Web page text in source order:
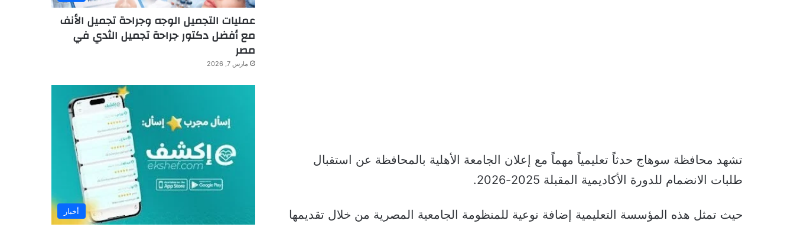
تشهد محافظة سوهاج حدثاً تعليمياً مهماً مع إعلان الجامعة الأهلية بالمحافظة عن استقبال
طلبات الانضمام للدورة الأكاديمية المقبلة 2025-2026.
حيث تمثل هذه المؤسسة التعليمية إضافة نوعية للمنظومة الجامعية المصرية من خلال تقديمها
عمليات التجميل الوجه وجراحة تجميل الأنف
مع أفضل دكتور جراحة تجميل الثدي في
مصر
مارس 7, 2026
أخبار